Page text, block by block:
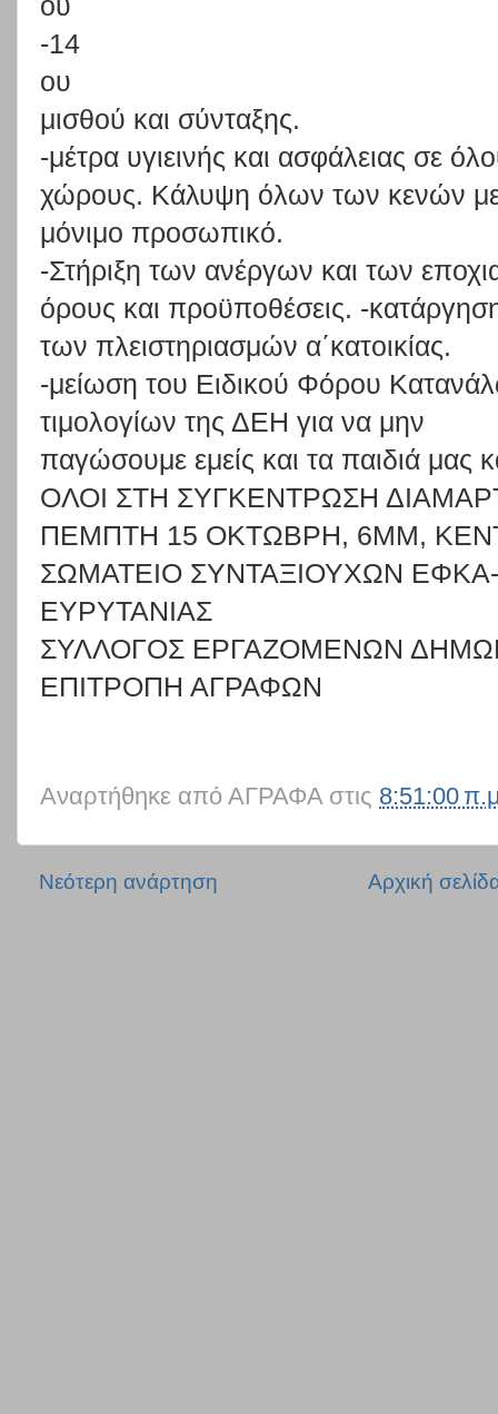
-14
ου
μισθού και σύνταξης.
-μέτρα υγιεινής και ασφάλειας σε
χώρους. Κάλυψη όλων των κενών
μόνιμο προσωπικό.
-Στήριξη των ανέργων και των
όρους και προϋποθέσεις. -
των πλειστηριασμών α΄κατοικίας.
-μείωση του Ειδικού Φόρου
τιμολογίων της ΔΕΗ για να μην
παγώσουμε εμείς και τα παιδιά μας
ΟΛΟΙ ΣΤΗ ΣΥΓΚΕΝΤΡΩΣΗ
ΠΕΜΠΤΗ 15 ΟΚΤΩΒΡΗ, 6ΜΜ,
ΣΩΜΑΤΕΙΟ ΣΥΝΤΑΞΙΟΥΧΩΝ
ΕΥΡΥΤΑΝΙΑΣ
ΣΥΛΛΟΓΟΣ ΕΡΓΑΖΟΜΕΝΩΝ
ΕΠΙΤΡΟΠΗ ΑΓΡΑΦΩΝ
Αναρτήθηκε από ΑΓΡΑΦΑ στις 8:51:00
Νεότερη ανάρτηση Αρχική